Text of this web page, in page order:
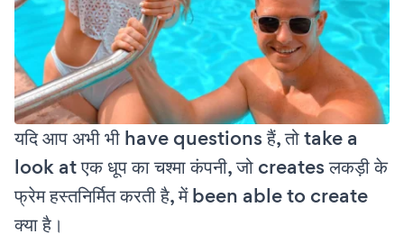
यदि आप अभी भी have questions हैं, तो take a
look at एक धूप का चश्मा कंपनी, जो creates लकड़ी के
फ्रेम हस्तनिर्मित करती है, में been able to create
क्या है।